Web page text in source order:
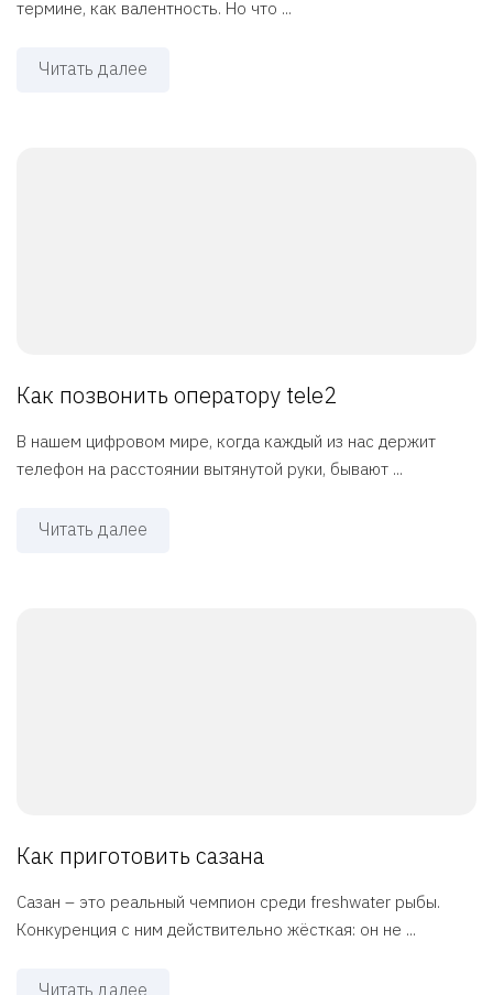
термине, как валентность. Но что ...
Читать далее
Как позвонить оператору tele2
В нашем цифровом мире, когда каждый из нас держит
телефон на расстоянии вытянутой руки, бывают ...
Читать далее
Как приготовить сазана
Сазан – это реальный чемпион среди freshwater рыбы.
Конкуренция с ним действительно жёсткая: он не ...
Читать далее